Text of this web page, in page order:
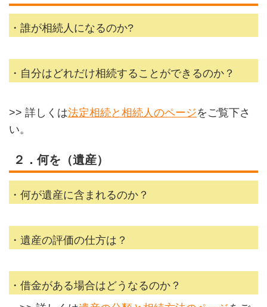
・誰が相続人になるのか?
・自分はどれだけ相続することができるのか？
>> 詳しくは法定相続と相続人のページをご覧下さ
い。
２．何を（遺産）
・何が遺産に含まれるのか？
・遺産の評価の仕方は？
・借金がある場合はどうなるのか？